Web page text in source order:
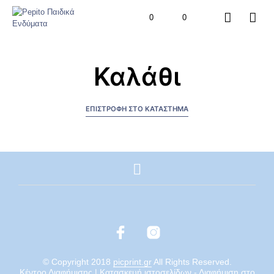
0 0
Καλάθι
ΕΠΙΣΤΡΟΦΉ ΣΤΟ ΚΑΤΆΣΤΗΜΑ
© Copyright 2018 picprint.grAll Rights Reserved.